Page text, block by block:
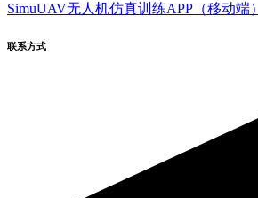
SimuUAV无人机仿真训练APP（移动端）
联系方式